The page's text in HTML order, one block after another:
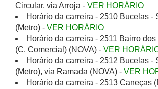
Circular, via Arroja - VER HORÁRIO
Horário da carreira - 2510 Bucelas -
(Metro) - VER HORÁRIO
Horário da carreira - 2511 Bairro
(C. Comercial) (NOVA) - VER
Horário da carreira - 2512 Bucelas -
(Metro), via Ramada (NOVA) - VER
Horário da carreira - 2513 Caneças